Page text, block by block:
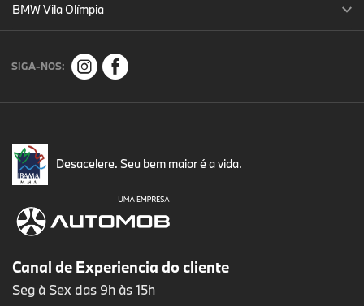
BMW Vila Olímpia
SIGA-NOS:
Desacelere. Seu bem maior é a vida.
Canal de Experiencia do cliente
Seg à Sex das 9h às 15h